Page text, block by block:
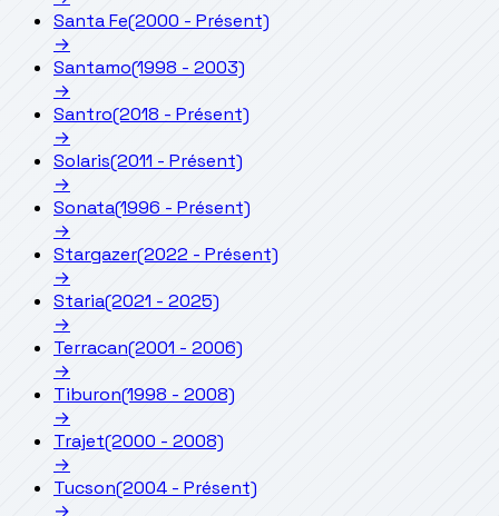
Santa Fe(2000 - Présent)
→
Santamo(1998 - 2003)
→
Santro(2018 - Présent)
→
Solaris(2011 - Présent)
→
Sonata(1996 - Présent)
→
Stargazer(2022 - Présent)
→
Staria(2021 - 2025)
→
Terracan(2001 - 2006)
→
Tiburon(1998 - 2008)
→
Trajet(2000 - 2008)
→
Tucson(2004 - Présent)
→